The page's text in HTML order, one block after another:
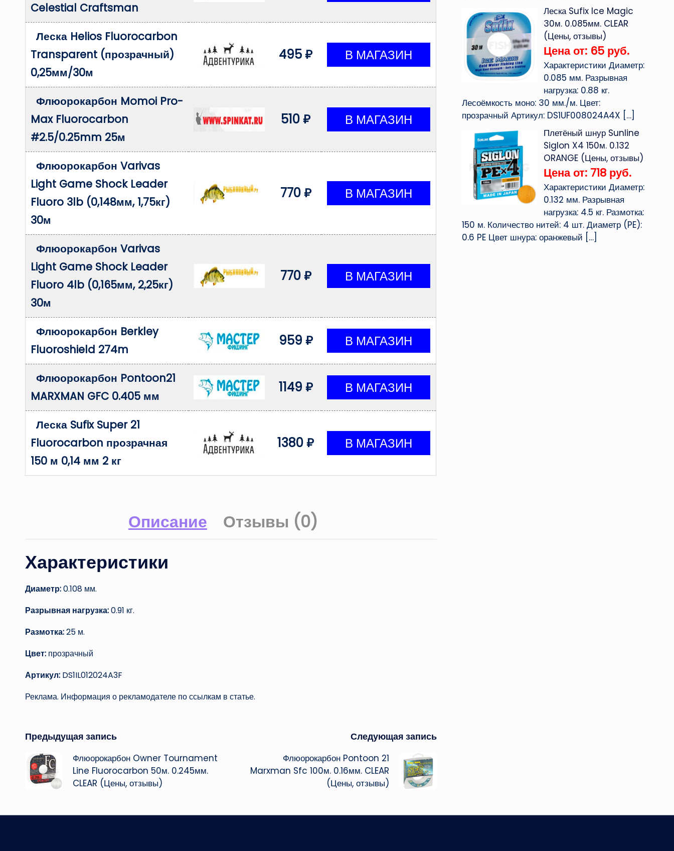
Celestial Craftsman
Леска Helios Fluorocarbon
Transparent (прозрачный)
0,25мм/30м
495 ₽
Флюорокарбон Momoi Pro-
Max Fluorocarbon
#2.5/0.25mm 25м
510 ₽
Флюорокарбон Varivas
Light Game Shock Leader
Fluoro 3lb (0,148мм, 1,75кг)
30м
770 ₽
Флюорокарбон Varivas
Light Game Shock Leader
Fluoro 4lb (0,165мм, 2,25кг)
30м
770 ₽
Флюорокарбон Berkley
Fluoroshield 274m
959 ₽
Флюорокарбон Pontoon21
MARXMAN GFC 0.405 мм
1149 ₽
Леска Sufix Super 21
Fluorocarbon прозрачная
150 м 0,14 мм 2 кг
1380 ₽
Описание Отзывы (0)
Характеристики
Диаметр:0.108 мм.
Разрывная нагрузка:0.91 кг.
Размотка:25 м.
Цвет: прозрачный
Артикул: DS1IL012024A3F
Реклама. Информация о рекламодателе по ссылкам в статье.
Навигация
записи
Предыдущая запись
Флюорокарбон Owner Tournament
Line Fluorocarbon 50м. 0.245мм.
CLEAR (Цены, отзывы)
Следующая запись
Флюорокарбон Pontoon 21
Marxman Sfc 100м. 0.16мм. CLEAR
(Цены, отзывы)
Леска Sufix Ice Magic
30м. 0.085мм. CLEAR
(Цены, отзывы)
Цена от: 65 руб.
Характеристики Диаметр:
0.085 мм. Разрывная
нагрузка: 0.88 кг.
Лесоёмкость моно: 30 мм./м. Цвет:
прозрачный Артикул: DS1UF008024A4X […]
Плетёный шнур Sunline
Siglon X4 150м. 0.132
ORANGE (Цены, отзывы)
Цена от: 718 руб.
Характеристики Диаметр:
0.132 мм. Разрывная
нагрузка: 4.5 кг. Размотка:
150 м. Количество нитей: 4 шт. Диаметр (PE):
0.6 PE Цвет шнура: оранжевый […]